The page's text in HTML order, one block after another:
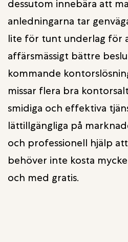
dessutom innebära att
anledningarna tar
lite för tunt underlag för
affärsmässigt bättre
kommande
missar flera bra
smidiga och effektiva
lättillgängliga på
och professionell hjälp
behöver inte kosta
och med gratis.